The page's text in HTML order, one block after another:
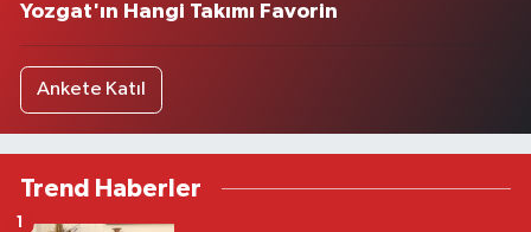
Yozgat'ın Hangi Takımı Favorin
Ankete Katıl
Trend Haberler
1